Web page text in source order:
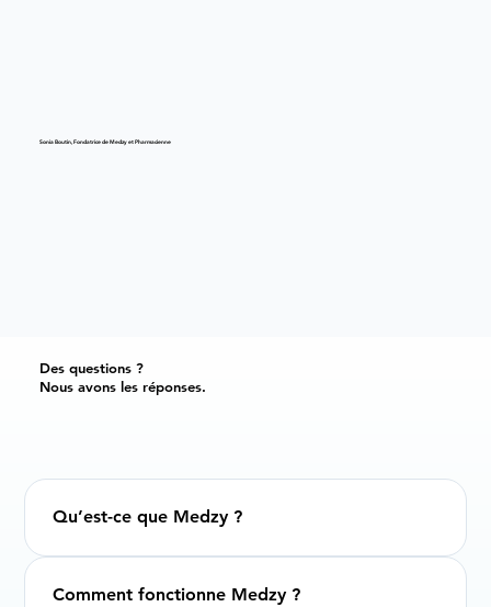
Sonia Boutin, Fondatrice de Medzy et Pharmacienne
Des questions ?
Nous avons les réponses.
Qu’est-ce que Medzy ?
Comment fonctionne Medzy ?